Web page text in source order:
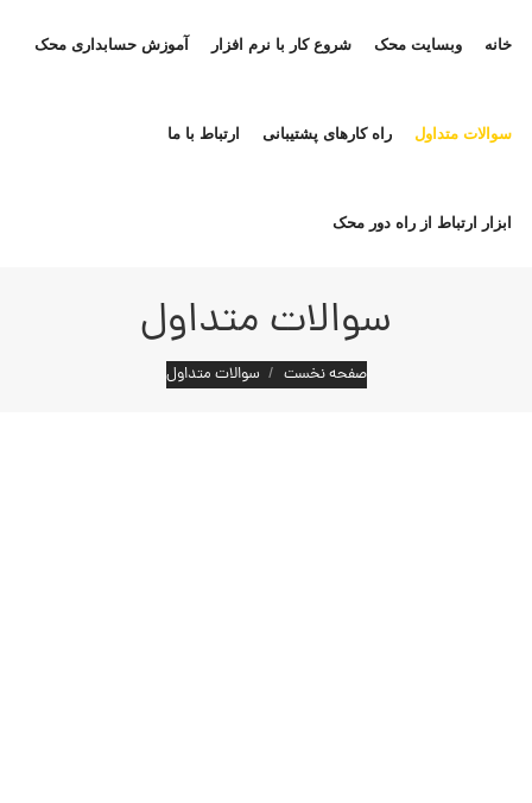
خانه وبسایت محک شروع کار با نرم افزار آموزش حسابداری محک
سوالات متداول راه کارهای پشتیبانی ارتباط با ما
ابزار ارتباط از راه دور محک
سوالات متداول
مکان شما:
صفحه نخست سوالات متداول